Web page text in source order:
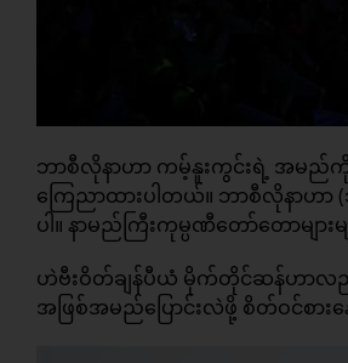
ဘာစီလိုနာဟာ ကမ့်နူးကွင်းရဲ့ အမည်ကို
ကြေညာထားပါတယ်။ ဘာစီလိုနာဟာ
ပါ။ နာမည်ကြီးကုမ္ပဏီတော်တောမ
ဟဲဗီးဝိတ်ချန်ပီယံ မိုက်တိုင်ဆန်ဟာလည်
အဖြစ်အမည်ပြောင်းလဲဖို့ စိတ်ဝင်စား